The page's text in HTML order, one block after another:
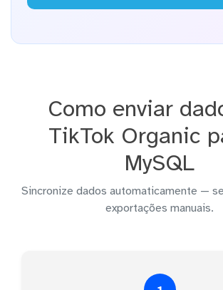
Como enviar
TikTok Organic
MySQL
Sincronize dados automaticamente —
exportações manuais.